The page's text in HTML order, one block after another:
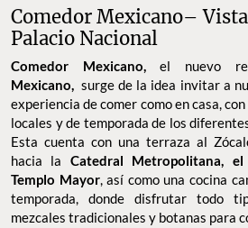
Comedor Mexicano–
Palacio Nacional
Comedor Mexicano,el nuevo
Mexicano, surge de la idea invitar a
experiencia de comer como en casa,
locales y de temporada de los
Esta cuenta con una terraza al
hacia la Catedral Metropolitana,
Templo Mayor, así como una cocina
temporada, donde disfrutar todo
mezcales tradicionales y botanas para